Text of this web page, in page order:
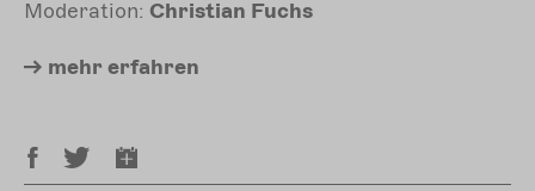
Moderation: Christian Fuchs
mehr erfahren